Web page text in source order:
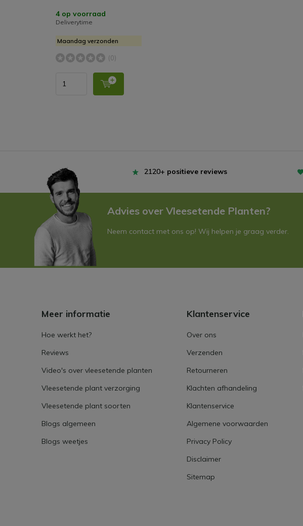
4 op voorraad
Deliverytime
Maandag verzonden
(0)
2120+ positieve reviews
Advies over Vleesetende Planten?
Neem contact met ons op! Wij helpen je graag verder.
Meer informatie
Hoe werkt het?
Reviews
Video's over vleesetende planten
Vleesetende plant verzorging
Vleesetende plant soorten
Blogs algemeen
Blogs weetjes
Klantenservice
Over ons
Verzenden
Retourneren
Klachten afhandeling
Klantenservice
Algemene voorwaarden
Privacy Policy
Disclaimer
Sitemap